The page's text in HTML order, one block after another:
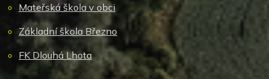
Mateřská škola v obci
Základní škola Březno
FK Dlouhá Lhota